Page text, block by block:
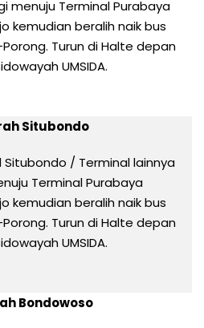
menuju Terminal Purabaya
kemudian beralih naik bus
Turun di Halte depan
UMSIDA.
Situbondo
Situbondo / Terminal lainnya
Terminal Purabaya
kemudian beralih naik bus
Turun di Halte depan
UMSIDA.
Bondowoso